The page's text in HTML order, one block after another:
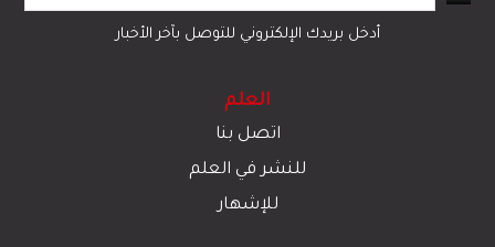
أدخل بريدك الإلكتروني للتوصل بآخر الأخبار
العلم
اتصل بنا
للنشر في العلم
للإشهار